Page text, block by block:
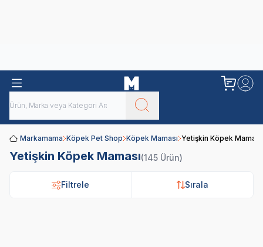
Markamama Köpek Pet Shop Köpek Maması Yetişkin Köpek Maması
Yetişkin Köpek Maması(145 Ürün)
Filtrele Sırala